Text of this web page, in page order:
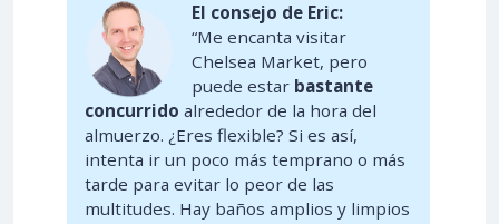
El consejo de Eric:
“Me encanta visitar
Chelsea Market, pero
puede estar bastante
concurrido alrededor de la hora del
almuerzo. ¿Eres flexible? Si es así,
intenta ir un poco más temprano o más
tarde para evitar lo peor de las
multitudes. Hay baños amplios y limpios